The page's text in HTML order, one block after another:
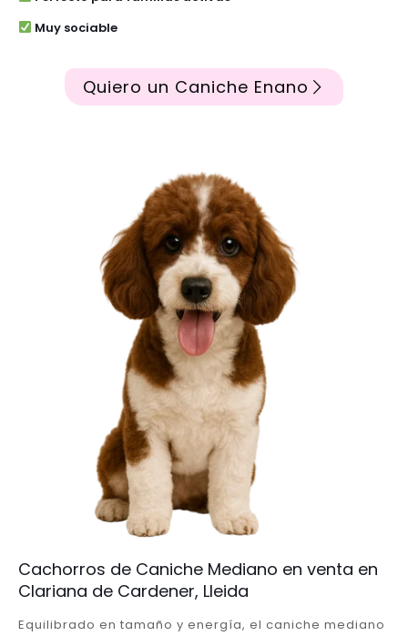
Muy sociable
Quiero un Caniche Enano
Cachorros de Caniche Mediano en venta en
Clariana de Cardener, Lleida
Equilibrado en tamaño y energía, el caniche mediano